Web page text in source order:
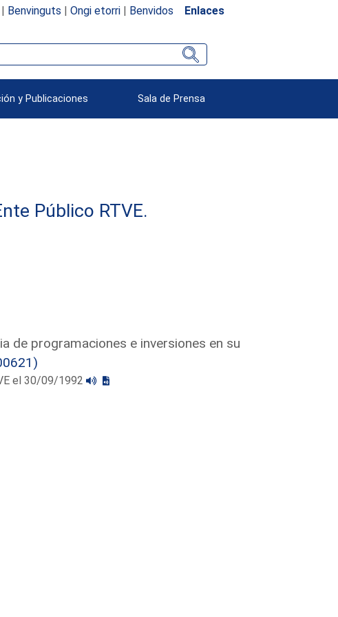
Benvinguts | Ongi etorri| Benvidos Enlaces
y Publicaciones Sala de Prensa
Público RTVE.
de programaciones e inversiones en su
el 30/09/1992